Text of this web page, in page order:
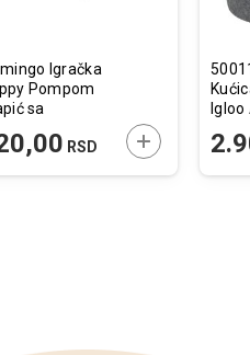
Igračka
Pompom
sa
RSD DODAJTE U
Igloo